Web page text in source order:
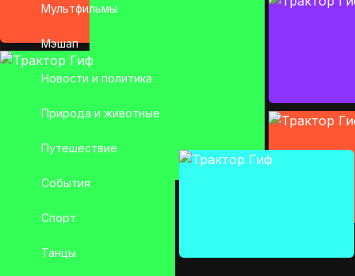
Мультфильмы
Мэшап
Новости и политика
Природа и животные
Путешествие
События
Спорт
Танцы